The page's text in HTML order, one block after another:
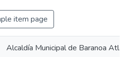
item page
Alcaldía Municipal de Baranoa